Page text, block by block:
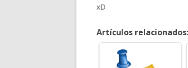
xD
Artículos relacionados: